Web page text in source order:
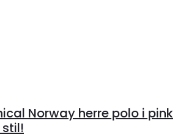
Norway herre polo i pink